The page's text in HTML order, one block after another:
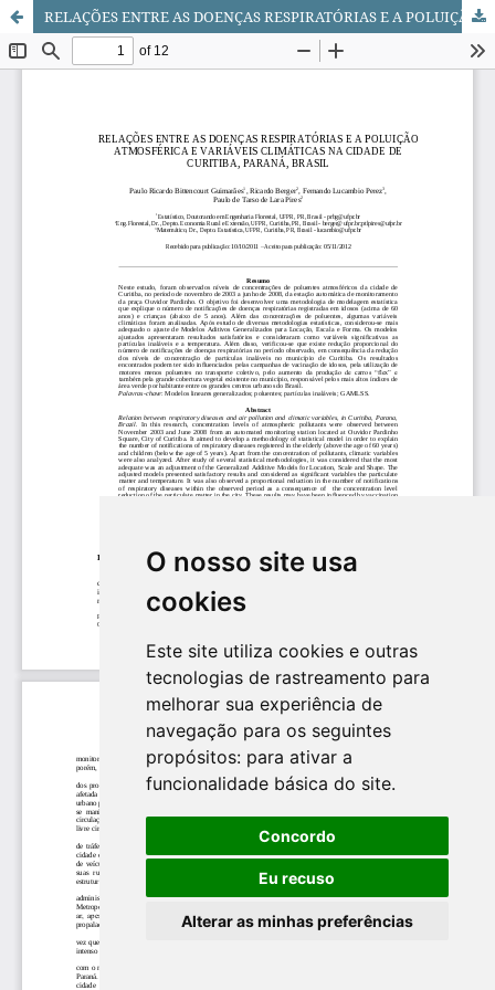
O nosso site usa
cookies
Este site utiliza cookies e outras
tecnologias de rastreamento para
melhorar sua experiência de
navegação para os seguintes
propósitos: para ativar a
funcionalidade básica do site.
Concordo
Eu recuso
Alterar as minhas preferências
RELAÇÕES ENTRE AS DOENÇAS RESPIRATÓRIAS E A POLUIÇÃO ATMOSFÉRICA E VARIÁVEIS CLIMÁTICAS NA CIDADE DE CURITIBA, PARANÁ, BRASIL